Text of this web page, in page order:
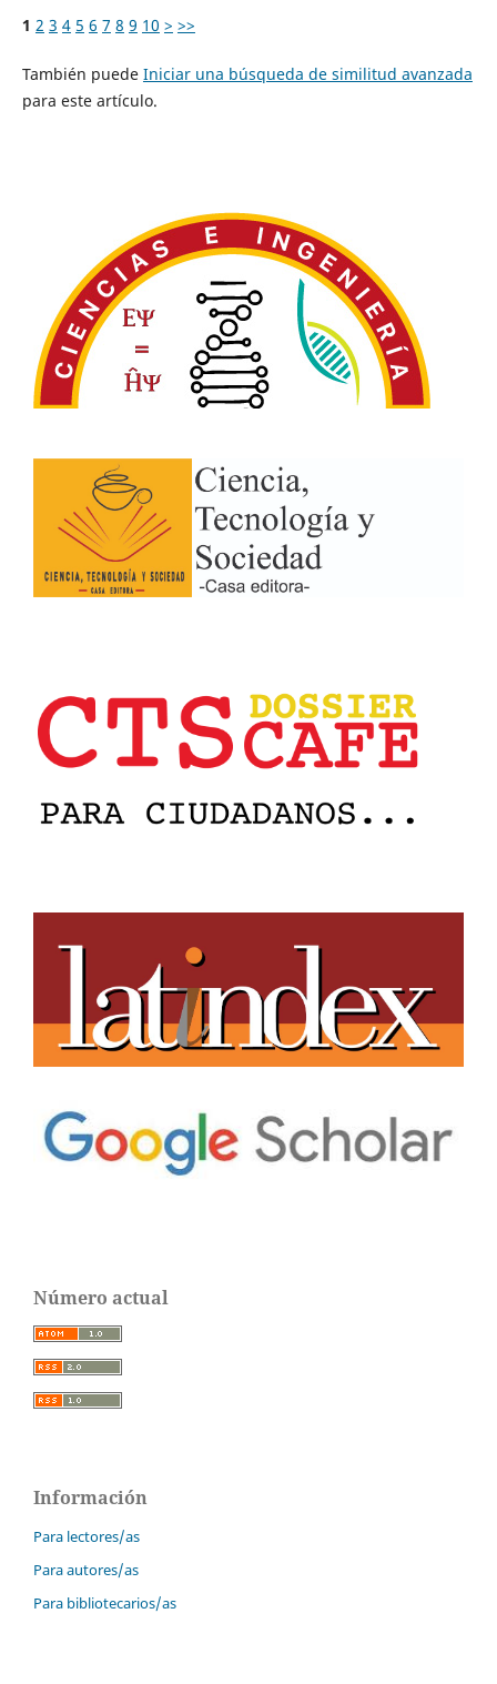
1 2 3 4 5 6 7 8 9 10 > >>
También puede Iniciar una búsqueda de similitud avanzada
para este artículo.
Número actual
Información
Para lectores/as
Para autores/as
Para bibliotecarios/as